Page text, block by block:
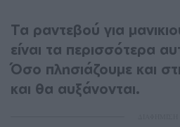
Τα ραντεβού για
είναι τα περισσότερα
Όσο πλησιάζουμε και
και θα αυξάνονται.